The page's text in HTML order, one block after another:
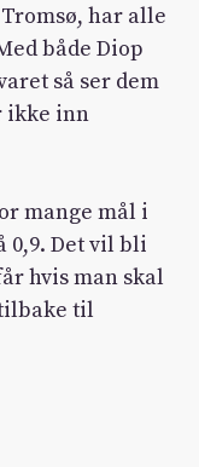
har alle
både Diop
så ser dem
ikke inn
mange mål i
0,9. Det vil bli
hvis man skal
til